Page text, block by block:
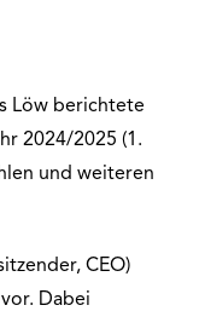
Löw berichtete
2024/2025 (1.
und weiteren
CEO)
Dabei